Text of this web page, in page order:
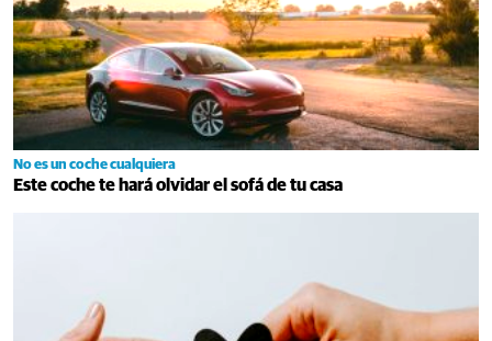
No es un coche cualquiera
Este coche te hará olvidar el sofá de tu casa